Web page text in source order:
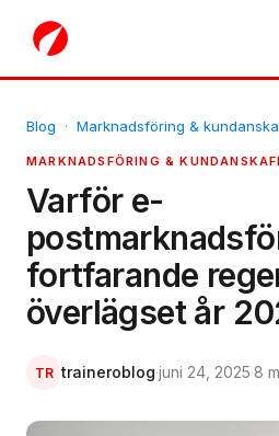
Blog · Marknadsföring &
MARKNADSFÖRING &
Varför e-
fortfarande
överlägset år
TR traineroblog·juni 24, 2025·8